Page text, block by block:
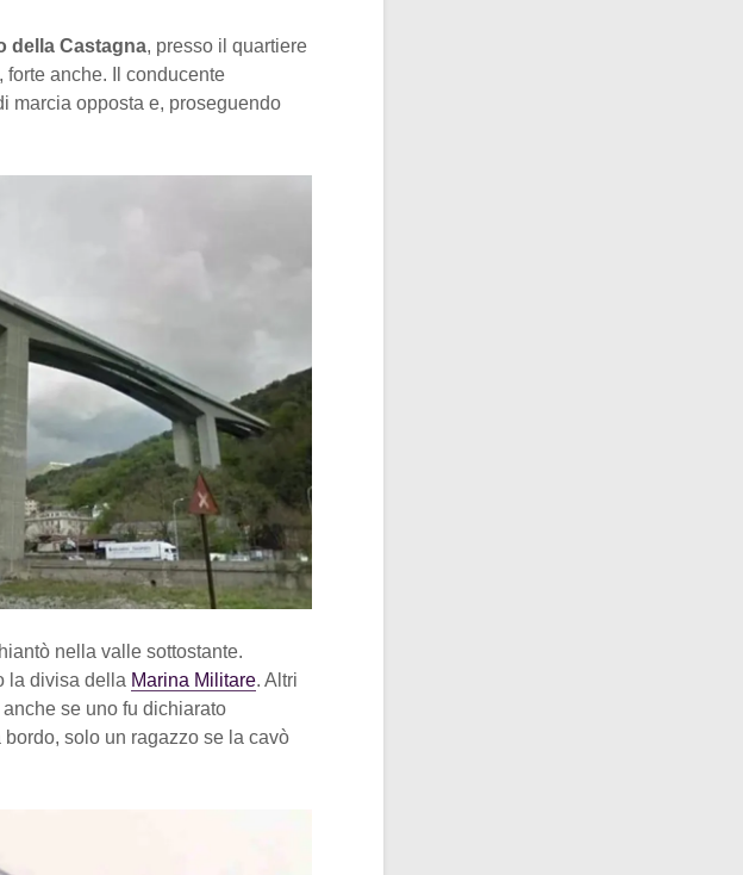
della Castagna, presso il quartiere
forte anche. Il conducente
marcia opposta e, proseguendo
nella valle sottostante.
la divisa della Marina Militare. Altri
se uno fu dichiarato
solo un ragazzo se la cavò